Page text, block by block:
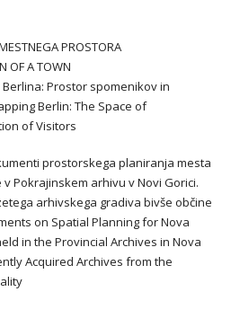
PROSTORA
OF A TOWN
Prostor spomenikov in
Berlin: The Space of
of Visitors
prostorskega planiranja mesta
Pokrajinskem arhivu v Novi Gorici.
arhivskega gradiva bivše občine
on Spatial Planning for Nova
in the Provincial Archives in Nova
Acquired Archives from the